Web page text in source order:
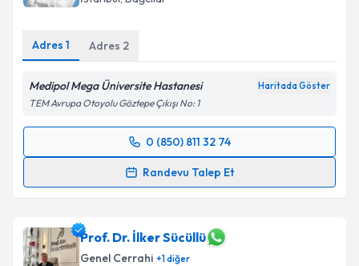
Adres 1 Adres 2
Medipol Mega Üniversite Hastanesi Haritada Göster
TEM Avrupa Otoyolu Göztepe Çıkışı No: 1
0 (850) 811 32 74
Randevu Talep Et
Randevu Takvimi Talebi
almanız için bir takvim hazırlandığında e-posta ile
bilgilendireceğiz.
Prof. Dr. İlker Sücüllü
Genel Cerrahi +1diğer